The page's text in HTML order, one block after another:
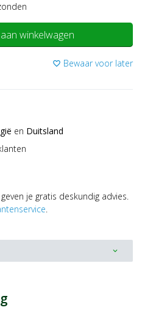
winkelwagen
favorite_border Bewaar voor later
en Duitsland
je gratis deskundig advies.
.
expand_more